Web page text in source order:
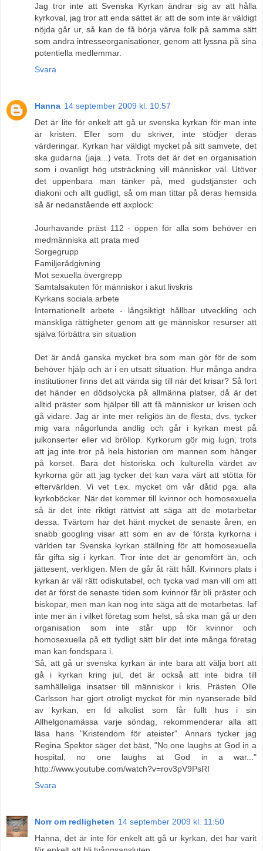
Jag tror inte att Svenska Kyrkan ändrar sig av att hålla
kyrkoval, jag tror att enda sättet är att de som inte är väldigt
nöjda går ur, så kan de få börja värva folk på samma sätt
som andra intresseorganisationer, genom att lyssna på sina
potentiella medlemmar.
Svara
Hanna 14 september 2009 kl. 10:57
Det är lite för enkelt att gå ur svenska kyrkan för man inte
är kristen. Eller som du skriver, inte stödjer deras
värderingar. Kyrkan har väldigt mycket på sitt samvete, det
ska gudarna (jaja...) veta. Trots det är det en organisation
som i ovanligt hög utsträckning vill människor väl. Utöver
det uppenbara man tänker på, med gudstjänster och
diakoni och allt gudligt, så om man tittar på deras hemsida
så är nedanstående ett axplock:
Jourhavande präst 112 - öppen för alla som behöver en
medmänniska att prata med
Sorgegrupp
Familjerådgivning
Mot sexuella övergrepp
Samtalsakuten för människor i akut livskris
Kyrkans sociala arbete
Internationellt arbete - långsiktigt hållbar utveckling och
mänskliga rättigheter genom att ge människor resurser att
själva förbättra sin situation
Det är ändå ganska mycket bra som man gör för de som
behöver hjälp och är i en utsatt situation. Hur många andra
institutioner finns det att vända sig till när det krisar? Så fort
det händer en dödsolycka på allmänna platser, då är det
alltid präster som hjälper till att få människor ur krisen och
gå vidare. Jag är inte mer religiös än de flesta, dvs. tycker
mig vara någorlunda andlig och går i kyrkan mest på
julkonserter eller vid bröllop. Kyrkorum gör mig lugn, trots
att jag inte tror på hela historien om mannen som hänger
på korset. Bara det historiska och kulturella värdet av
kyrkorna gör att jag tycker det kan vara värt att stötta för
eftervärlden. Vi vet t.ex. mycket om vår dåtid pga. alla
kyrkoböcker. När det kommer till kvinnor och homosexuella
så är det inte riktigt rättvist att säga att de motarbetar
dessa. Tvärtom har det hänt mycket de senaste åren, en
snabb googling visar att som en av de första kyrkorna i
världen tar Svenska kyrkan ställning för att homosexuella
får gifta sig i kyrkan. Tror inte det är genomfört än, och
jättesent, verkligen. Men de går åt rätt håll. Kvinnors plats i
kyrkan är väl rätt odiskutabel, och tycka vad man vill om att
det är först de senaste tiden som kvinnor får bli präster och
biskopar, men man kan nog inte säga att de motarbetas. Iaf
inte mer än i vilket företag som helst, så ska man gå ur den
organisation som inte står upp för kvinnor och
homosexuella på ett tydligt sätt blir det inte många företag
man kan fondspara i.
Så, att gå ur svenska kyrkan är inte bara att välja bort att
gå i kyrkan kring jul, det är också att inte bidra till
samhälleliga insatser till människor i kris. Prästen Olle
Carlsson har gjort otroligt mycket för min nyanserade bild
av kyrkan, en fd alkolist som får fullt hus i sin
Allhelgonamässa varje söndag, rekommenderar alla att
läsa hans "Kristendom för ateister". Annars tycker jag
Regina Spektor säger det bäst, "No one laughs at God in a
hospital, no one laughs at God in a war..."
http://www.youtube.com/watch?v=rov3pV9PsRI
Svara
Norr om redligheten 14 september 2009 kl. 11:50
Hanna, det är inte för enkelt att gå ur kyrkan, det har varit